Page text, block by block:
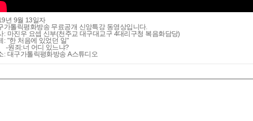
년 9월 13일자
가톨릭평화방송 무료공개 신앙특강 동영상입니다.
: 마진우 요셉 신부(천주교 대구대교구 4대리구청 복음화담당)
: "한 처음에 있었던 일"
죄:너 어디 있느냐?
: 대구가톨릭평화방송 A스튜디오